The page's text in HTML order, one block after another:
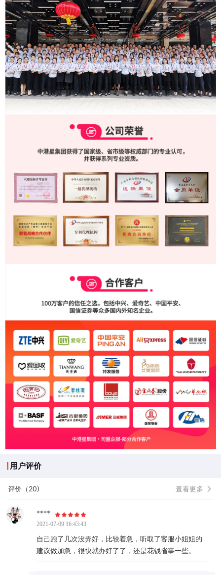
用户评价
评价（20) 查看更多
****
2021-07-09 16:43:43
自己跑了几次没弄好，比较着急，听取了客服小姐姐的
建议做加急，很快就办好了了，还是花钱省事一些。